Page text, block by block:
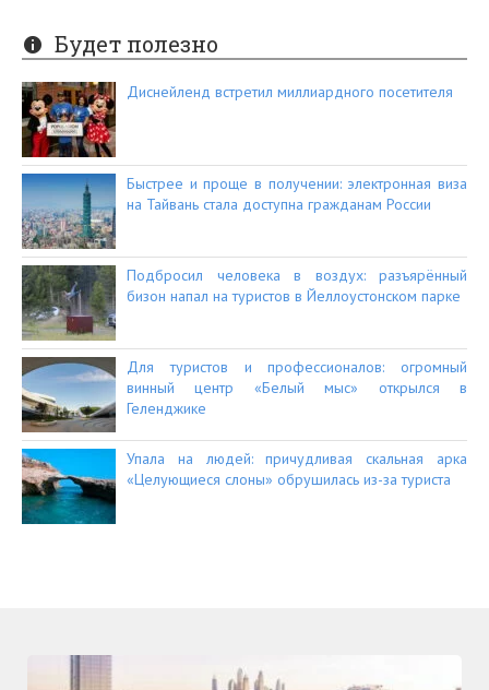
Будет полезно
Диснейленд встретил миллиардного посетителя
Быстрее и проще в получении: электронная виза
на Тайвань стала доступна гражданам России
Подбросил человека в воздух: разъярённый
бизон напал на туристов в Йеллоустонском парке
Для туристов и профессионалов: огромный
винный центр «Белый мыс» открылся в
Геленджике
Упала на людей: причудливая скальная арка
«Целующиеся слоны» обрушилась из-за туриста